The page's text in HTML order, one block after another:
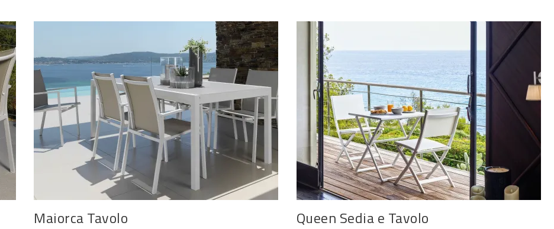
Maiorca Tavolo Queen Sedia e Tavolo